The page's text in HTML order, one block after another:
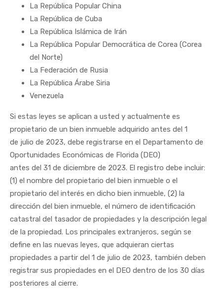
La República Popular China
La República de Cuba
La República Islámica de Irán
La República Popular Democrática de Corea (Corea
del Norte)
La Federación de Rusia
La República Árabe Siria
Venezuela
Si estas leyes se aplican a usted y actualmente es
propietario de un bien inmueble adquirido antes del 1
de julio de 2023, debe registrarse en el Departamento de
Oportunidades Económicas de Florida (DEO)
antes del 31 de diciembre de 2023. El registro debe incluir:
(1) el nombre del propietario del bien inmueble o el
propietario del interés en dicho bien inmueble, (2) la
dirección del bien inmueble, el número de identificación
catastral del tasador de propiedades y la descripción legal
de la propiedad. Los principales extranjeros, según se
define en las nuevas leyes, que adquieran ciertas
propiedades a partir del 1 de julio de 2023, también deben
registrar sus propiedades en el DEO dentro de los 30 días
posteriores al cierre.